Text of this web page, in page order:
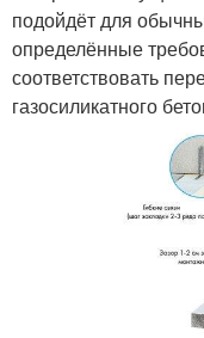
подойдёт для
определённые
соответствовать
газосиликатного